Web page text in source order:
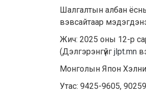
Шалгалтын албан
вэвсайтаар
Жич: 2025 оны 12-р
(Дэлгэрэнгүйг jlpt.mn
Монголын Япон
Утас: 9425-9605,